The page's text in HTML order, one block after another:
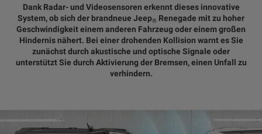
Dank Radar- und Videosensoren erkennt dieses innovative
System, ob sich der brandneue Jeep® Renegade mit zu hoher
Geschwindigkeit einem anderen Fahrzeug oder einem großen
Hindernis nähert. Bei einer drohenden Kollision warnt es Sie
zunächst durch akustische und optische Signale oder
unterstützt Sie durch Aktivierung der Bremsen, einen Unfall zu
verhindern.